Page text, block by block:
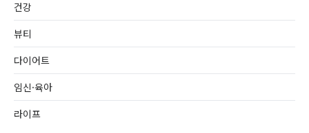
건강
뷰티
다이어트
임신·육아
라이프